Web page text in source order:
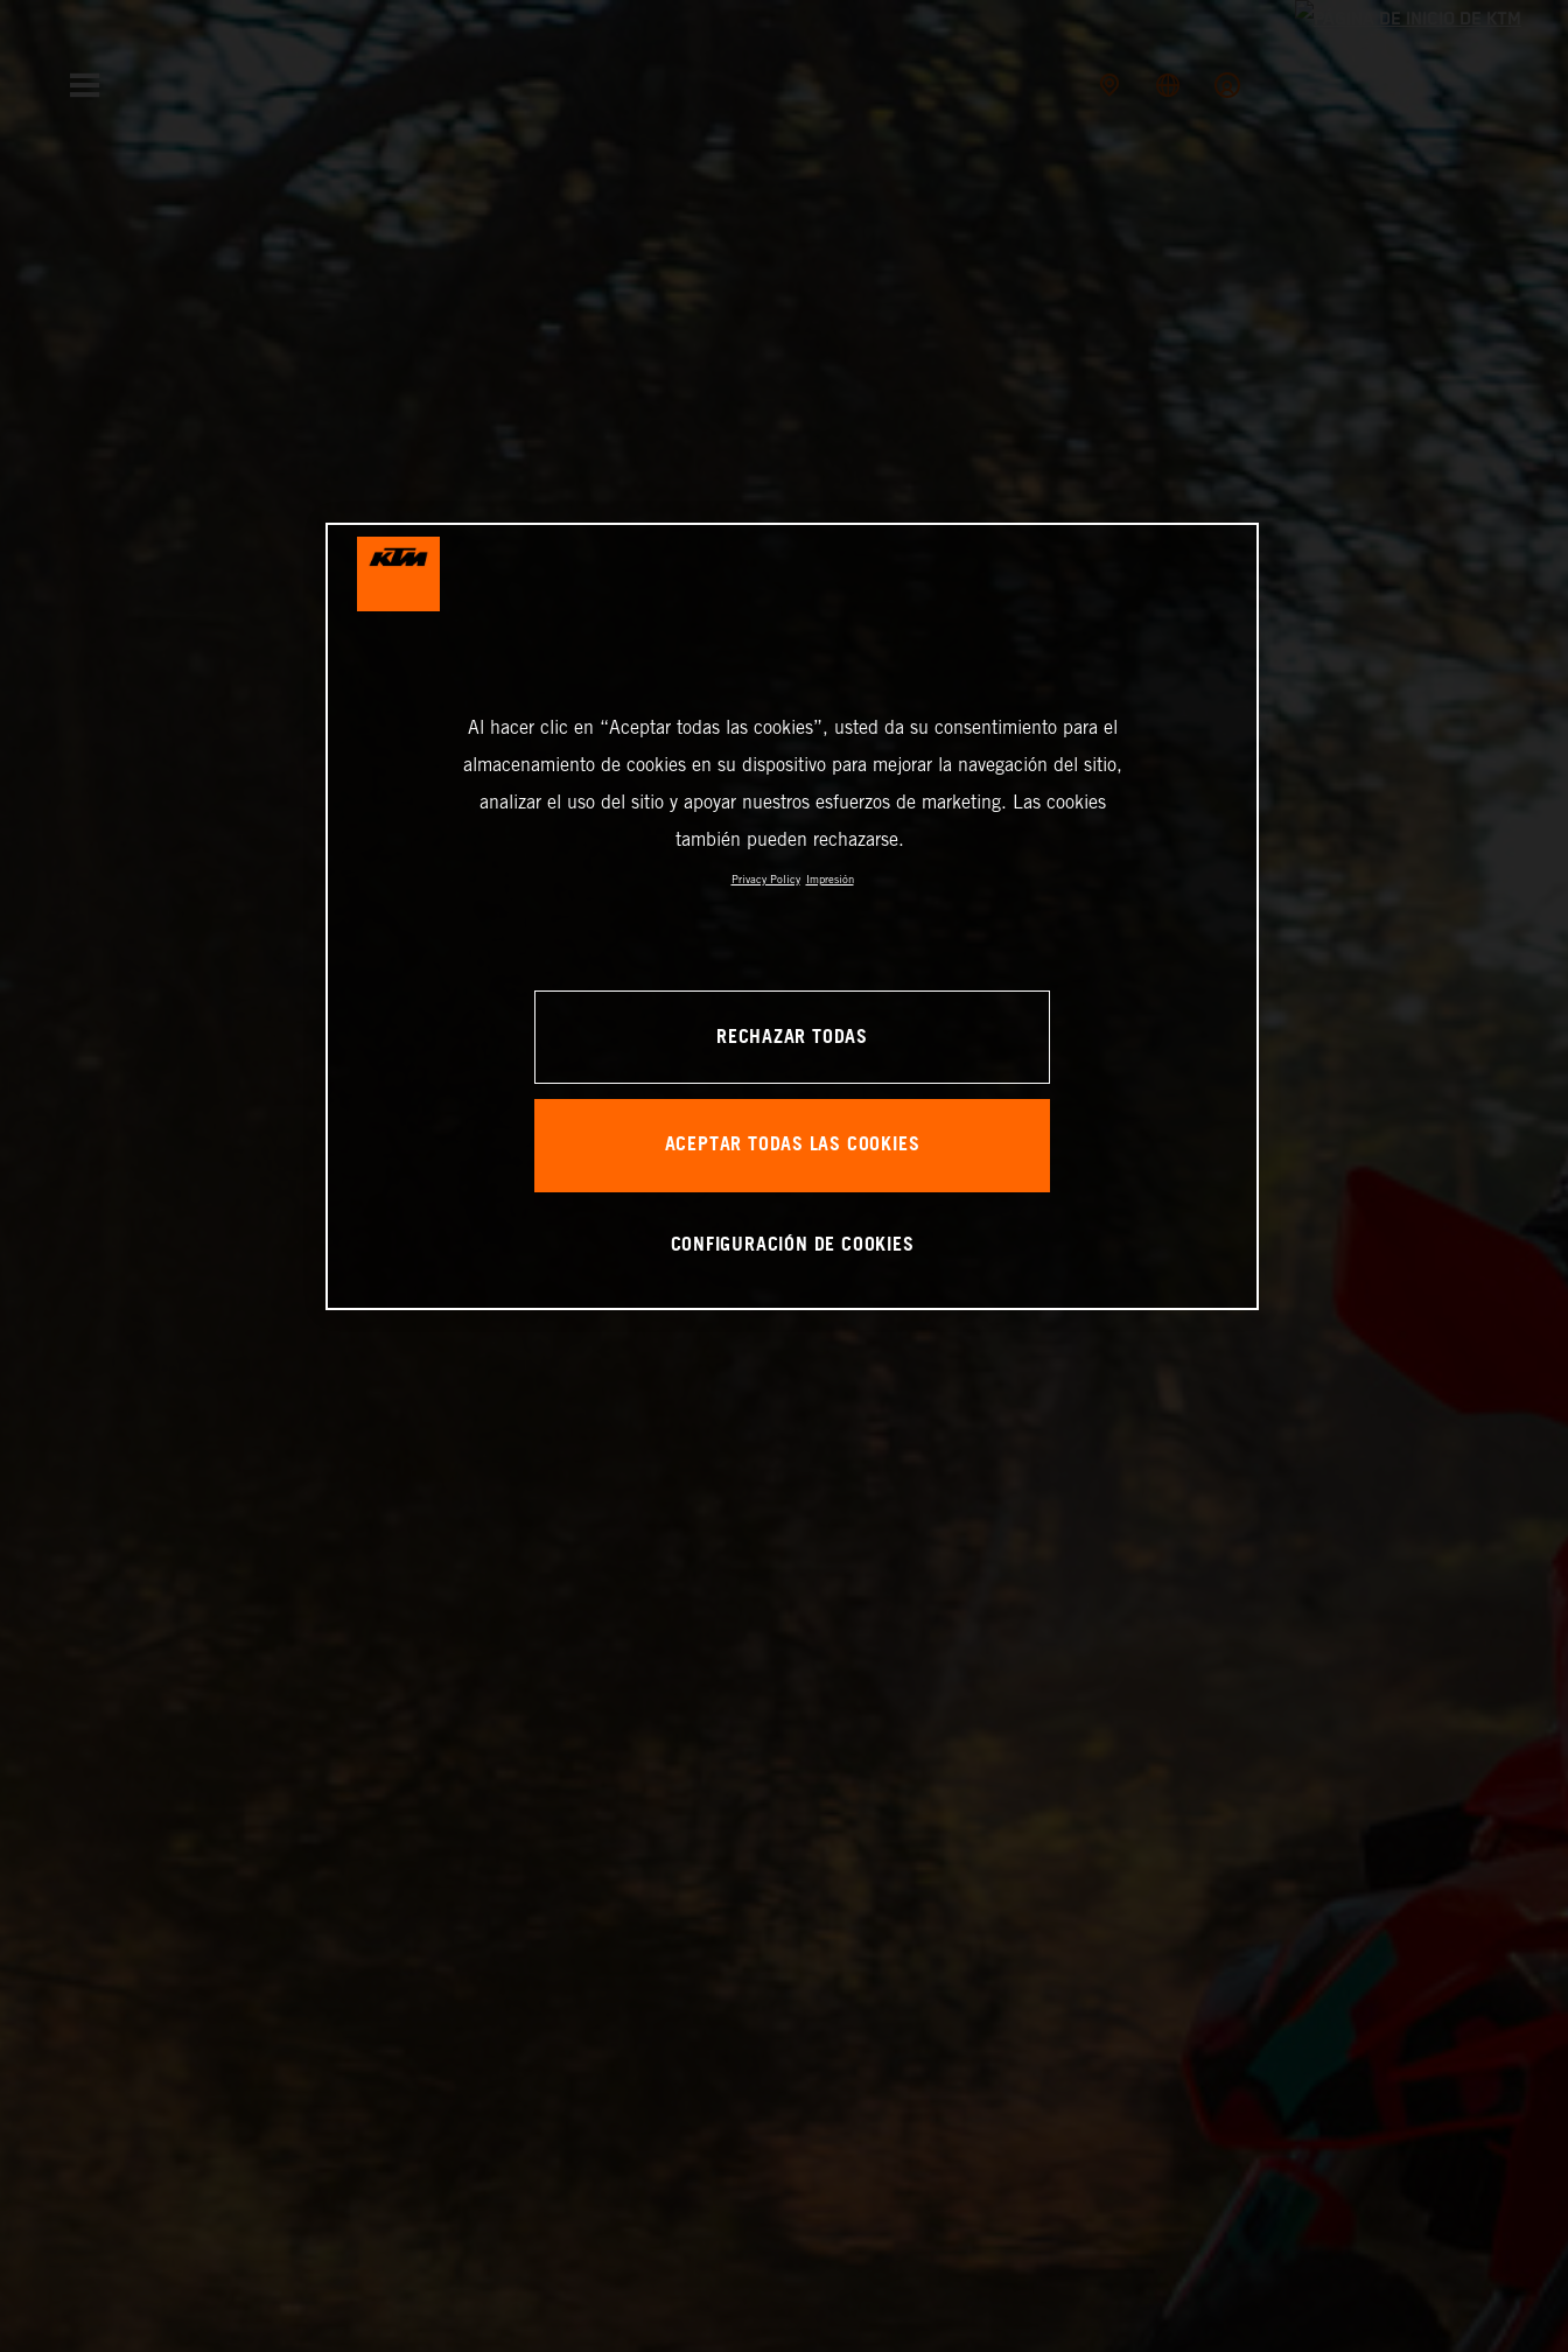
Al hacer clic en “Aceptar todas las cookies”, usted da su consentimiento para el
almacenamiento de cookies en su dispositivo para mejorar la navegación del sitio,
analizar el uso del sitio y apoyar nuestros esfuerzos de marketing. Las cookies
también pueden rechazarse.
Privacy Policy Impresión
RECHAZAR TODAS
ACEPTAR TODAS LAS COOKIES
CONFIGURACIÓN DE COOKIES